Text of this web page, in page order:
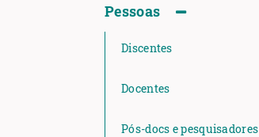
Pessoas
Discentes
Docentes
Pós-docs e pesquisadores